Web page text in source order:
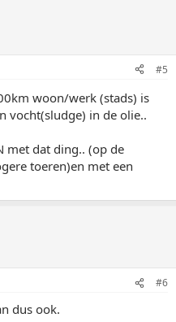
#5
woon/werk (stads) is
vocht(sludge) in de olie..
met dat ding.. (op de
toeren)en met een
#6
dus ook.